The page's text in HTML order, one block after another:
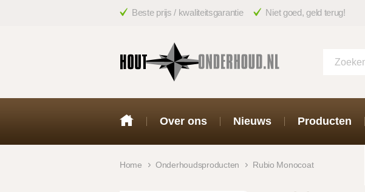
Over ons Nieuws Producten
Home Onderhoudsproducten Rubio Monocoat
Beste prijs / kwaliteitsgarantie Niet goed, geld terug!